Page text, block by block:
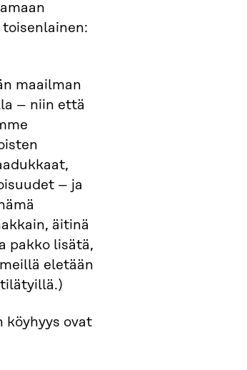
maailman
– niin että
– ja
äitinä
pakko lisätä,
eletään
köyhyys ovat